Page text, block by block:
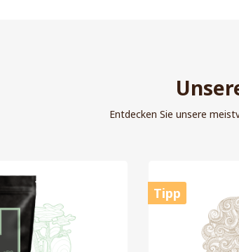
Entdecken Sie unsere
Tipp